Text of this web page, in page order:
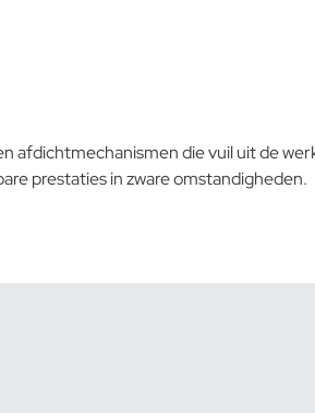
afdichtmechanismen die vuil uit de
prestaties in zware omstandigheden.